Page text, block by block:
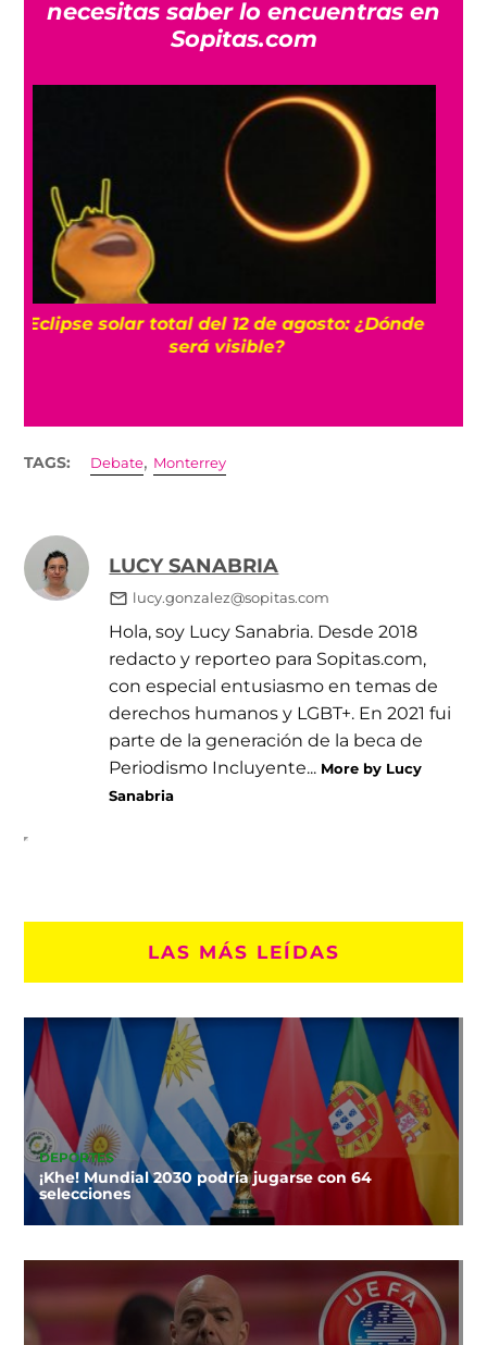
necesitas saber lo encuentras en
Sopitas.com
UNAM dice que hay pruebas de la
cancelación de más de 3 mil exámenes en
TAGS: Debate, Monterrey
LUCY SANABRIA
lucy.gonzalez@sopitas.com
Hola, soy Lucy Sanabria. Desde 2018
redacto y reporteo para Sopitas.com,
con especial entusiasmo en temas de
derechos humanos y LGBT+. En 2021 fui
parte de la generación de la beca de
Periodismo Incluyente... More by Lucy
Sanabria
LAS MÁS LEÍDAS
DEPORTES
¡Khe! Mundial 2030 podría jugarse con 64
selecciones